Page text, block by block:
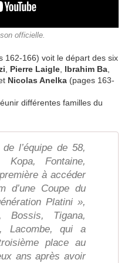
officielle.
162-166) voit le départ des six
, Pierre Laigle, Ibrahim Ba,
Nicolas Anelka (pages 163-
différentes familles du
l’équipe de 58,
Fontaine,
à accéder
d’une Coupe du
Platini »,
Bossis, Tigana,
Lacombe, qui a
place au
ans après avoir